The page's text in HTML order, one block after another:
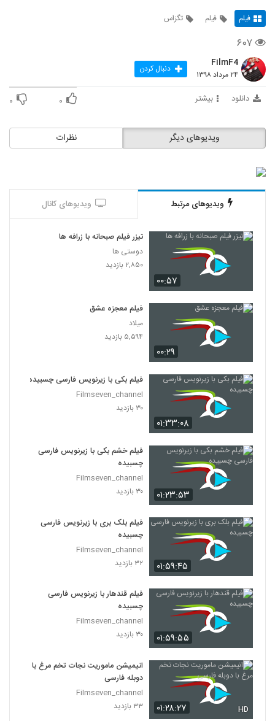
فیلم فیلم تگزاس
۶۰۷
FilmF4
۲۴ مرداد ۱۳۹۸ دنبال کردن
دانلود بیشتر ۰ ۰
نظرات ویدیوهای دیگر
ویدیوهای مرتبط ویدیوهای کانال
۰۰:۵۷
تیزر فیلم صبحانه با زرافه ها
دوستی ها
۲,۸۵۰ بازدید
۰۰:۲۹
فیلم معجزه عشق
میلاد
۵,۵۹۴ بازدید
۰۱:۳۳:۰۸
فیلم بکی با زیرنویس فارسی چسبیده
Filmseven_channel
۳۰ بازدید
۰۱:۲۳:۵۳
فیلم خشم بکی با زیرنویس فارسی
چسبیده
Filmseven_channel
۳۰ بازدید
۰۱:۵۹:۴۵
فیلم بلک بری با زیرنویس فارسی
چسبیده
Filmseven_channel
۳۲ بازدید
۰۱:۵۹:۵۵
فیلم قندهار با زیرنویس فارسی
چسبیده
Filmseven_channel
۳۰ بازدید
۰۱:۲۸:۲۷ HD
انیمیشن ماموریت نجات تخم مرغ با
دوبله فارسی
Filmseven_channel
۳۳ بازدید